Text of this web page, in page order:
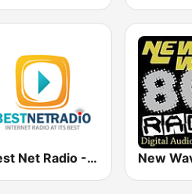
Best Net Radio - 90s Alternative Rock